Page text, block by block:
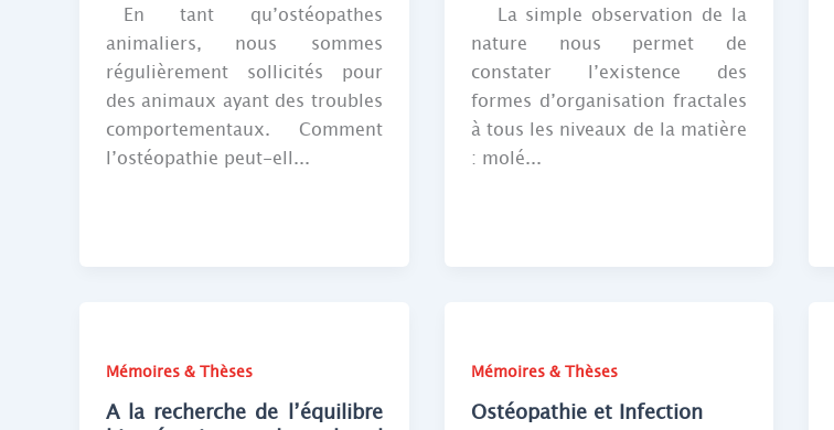
En tant qu’ostéopathes
animaliers, nous sommes
régulièrement sollicités pour
des animaux ayant des troubles
comportementaux. Comment
l’ostéopathie peut-ell...
La simple observation de la
nature nous permet de
constater l’existence des
formes d’organisation fractales
à tous les niveaux de la matière
: molé...
Mémoires & Thèses
A la recherche de l’équilibre
Mémoires & Thèses
Ostéopathie et Infection